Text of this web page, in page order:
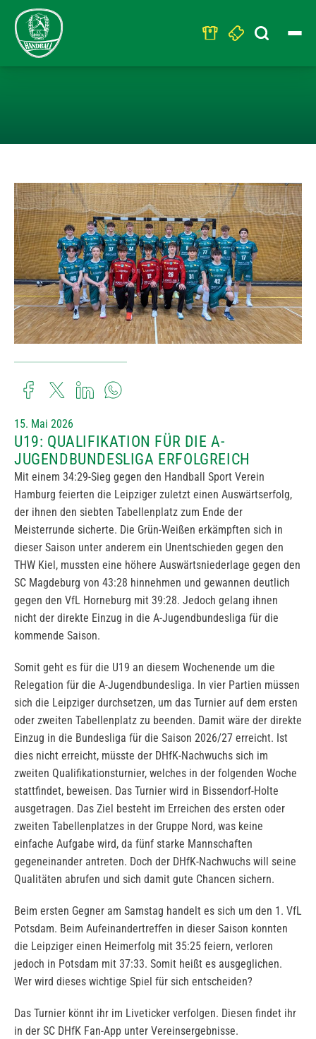
Search
for:
15. Mai 2026
U19: QUALIFIKATION FÜR DIE A-
JUGENDBUNDESLIGA ERFOLGREICH
Mit einem 34:29-Sieg gegen den Handball Sport Verein
Hamburg feierten die Leipziger zuletzt einen Auswärtserfolg,
der ihnen den siebten Tabellenplatz zum Ende der
Meisterrunde sicherte. Die Grün-Weißen erkämpften sich in
dieser Saison unter anderem ein Unentschieden gegen den
THW Kiel, mussten eine höhere Auswärtsniederlage gegen den
SC Magdeburg von 43:28 hinnehmen und gewannen deutlich
gegen den VfL Horneburg mit 39:28. Jedoch gelang ihnen
nicht der direkte Einzug in die A-Jugendbundesliga für die
kommende Saison.
Somit geht es für die U19 an diesem Wochenende um die
Relegation für die A-Jugendbundesliga. In vier Partien müssen
sich die Leipziger durchsetzen, um das Turnier auf dem ersten
oder zweiten Tabellenplatz zu beenden. Damit wäre der direkte
Einzug in die Bundesliga für die Saison 2026/27 erreicht. Ist
dies nicht erreicht, müsste der DHfK-Nachwuchs sich im
zweiten Qualifikationsturnier, welches in der folgenden Woche
stattfindet, beweisen. Das Turnier wird in Bissendorf-Holte
ausgetragen. Das Ziel besteht im Erreichen des ersten oder
zweiten Tabellenplatzes in der Gruppe Nord, was keine
einfache Aufgabe wird, da fünf starke Mannschaften
gegeneinander antreten. Doch der DHfK-Nachwuchs will seine
Qualitäten abrufen und sich damit gute Chancen sichern.
Beim ersten Gegner am Samstag handelt es sich um den 1. VfL
Potsdam. Beim Aufeinandertreffen in dieser Saison konnten
die Leipziger einen Heimerfolg mit 35:25 feiern, verloren
jedoch in Potsdam mit 37:33. Somit heißt es ausgeglichen.
Wer wird dieses wichtige Spiel für sich entscheiden?
Das Turnier könnt ihr im Liveticker verfolgen. Diesen findet ihr
in der SC DHfK Fan-App unter Vereinsergebnisse.